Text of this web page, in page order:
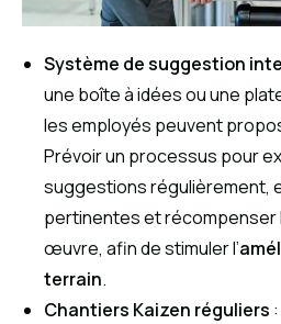
Système de suggestion
une boîte à idées ou une
les employés peuvent
Prévoir un processus pour
suggestions régulièrement,
pertinentes et récompenser
œuvre, afin de stimuler l’
terrain.
Chantiers Kaizen réguliers